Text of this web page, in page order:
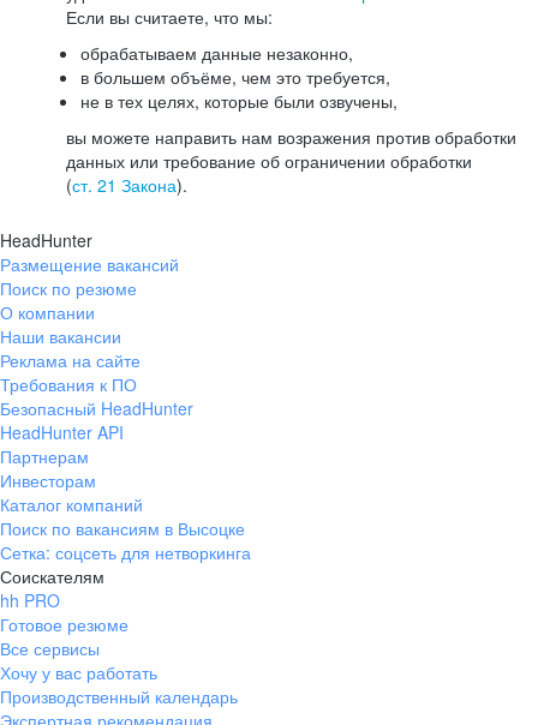
Если вы считаете, что мы:
обрабатываем данные незаконно,
в большем объёме, чем это требуется,
не в тех целях, которые были озвучены,
вы можете направить нам возражения против обработки
данных или требование об ограничении обработки
(ст. 21 Закона).
HeadHunter
Размещение вакансий
Поиск по резюме
О компании
Наши вакансии
Реклама на сайте
Требования к ПО
Безопасный HeadHunter
HeadHunter API
Партнерам
Инвесторам
Каталог компаний
Поиск по вакансиям в Высоцке
Сетка: соцсеть для нетворкинга
Соискателям
hh PRO
Готовое резюме
Все сервисы
Хочу у вас работать
Производственный календарь
Экспертная рекомендация